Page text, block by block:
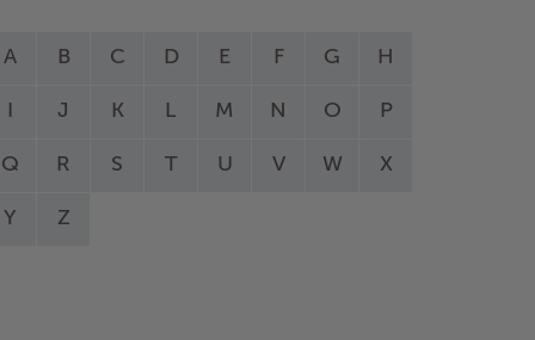
A B C D E F G H
J K L M N O P
Q R S T U V W X
Y Z